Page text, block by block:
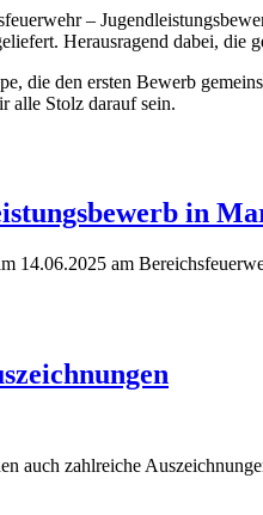
–
Herausragend dabei,
die den ersten Bewerb
alle Stolz darauf sein.
in
14.06.2025 am
auch zahlreiche